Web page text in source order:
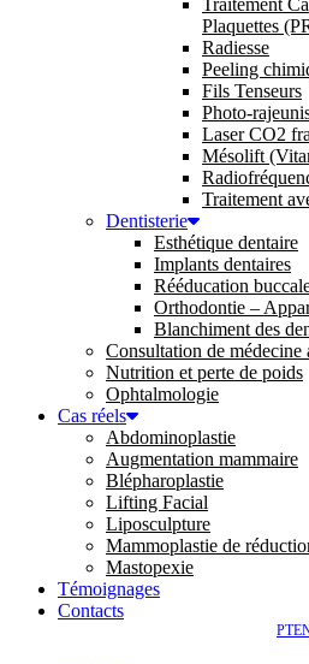
Traitement
Plaquettes
Radiesse
Peeling
Fils Tenseurs
Photo-
Laser CO2
Mésolift
Traitement
Dentisterie
Esthétique dentaire
Implants dentaires
Rééducation
Orthodontie –
Blanchiment des
Consultation de médecine
Nutrition et perte de poids
Ophtalmologie
Cas réels
Abdominoplastie
Augmentation mammaire
Blépharoplastie
Lifting Facial
Liposculpture
Mammoplastie de
Mastopexie
Témoignages
Contacts
PT